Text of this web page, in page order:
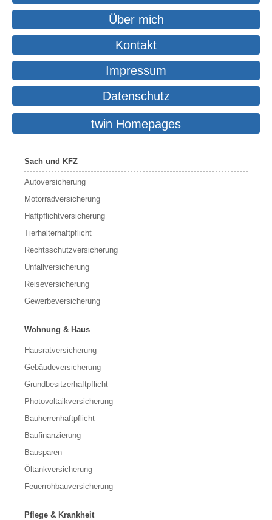
Über mich
Kontakt
Impressum
Datenschutz
twin Homepages
Sach und KFZ
Autoversicherung
Motorradversicherung
Haftpflichtversicherung
Tierhalterhaftpflicht
Rechtsschutzversicherung
Unfallversicherung
Reiseversicherung
Gewerbeversicherung
Wohnung & Haus
Hausratversicherung
Gebäudeversicherung
Grundbesitzerhaftpflicht
Photovoltaikversicherung
Bauherrenhaftpflicht
Baufinanzierung
Bausparen
Öltankversicherung
Feuerrohbauversicherung
Pflege & Krankheit